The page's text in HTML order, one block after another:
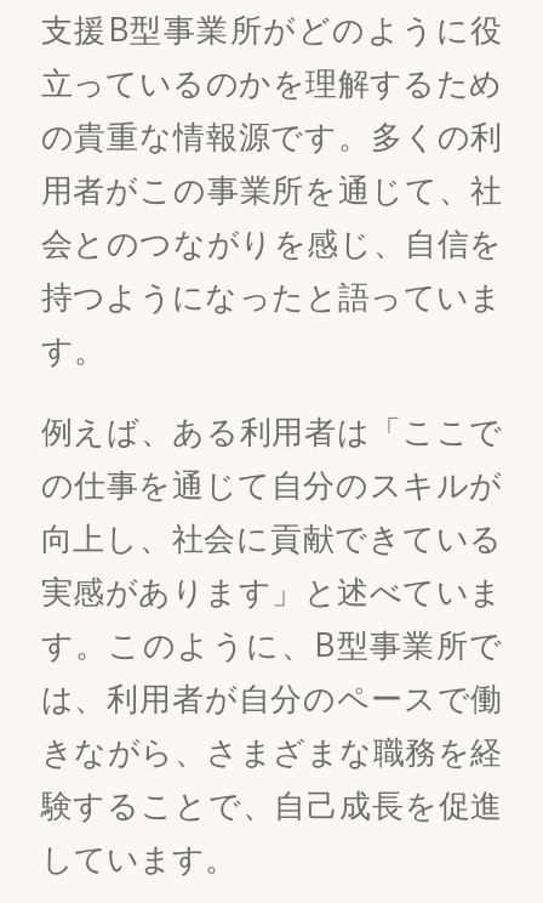
支援B型事業所がどのように役
立っているのかを理解するため
の貴重な情報源です。多くの利
用者がこの事業所を通じて、社
会とのつながりを感じ、自信を
持つようになったと語っていま
す。
例えば、ある利用者は「ここで
の仕事を通じて自分のスキルが
向上し、社会に貢献できている
実感があります」と述べていま
す。このように、B型事業所で
は、利用者が自分のペースで働
きながら、さまざまな職務を経
験することで、自己成長を促進
しています。